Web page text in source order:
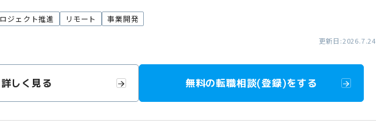
ジェクト推進 リモート 事業開発
更新日:2026.7.24
詳しく見る 無料の転職相談(登録)をする